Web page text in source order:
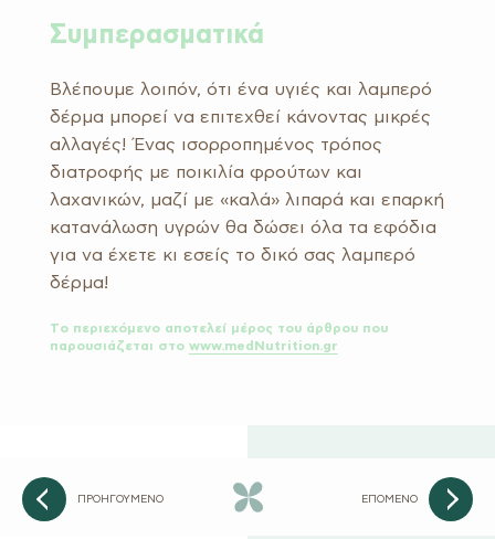
Συμπερασματικά
Βλέπουμε λοιπόν, ότι ένα υγιές και λαμπερό
δέρμα μπορεί να επιτεχθεί κάνοντας μικρές
αλλαγές! Ένας ισορροπημένος τρόπος
διατροφής με ποικιλία φρούτων και
λαχανικών, μαζί με «καλά» λιπαρά και επαρκή
κατανάλωση υγρών θα δώσει όλα τα εφόδια
για να έχετε κι εσείς το δικό σας λαμπερό
δέρμα!
Tο περιεχόμενο αποτελεί μέρος του άρθρου που
παρουσιάζεται στo www.medNutrition.gr
ΠΡΟΗΓΟΥΜΕΝΟ ΕΠΟΜΕΝΟ